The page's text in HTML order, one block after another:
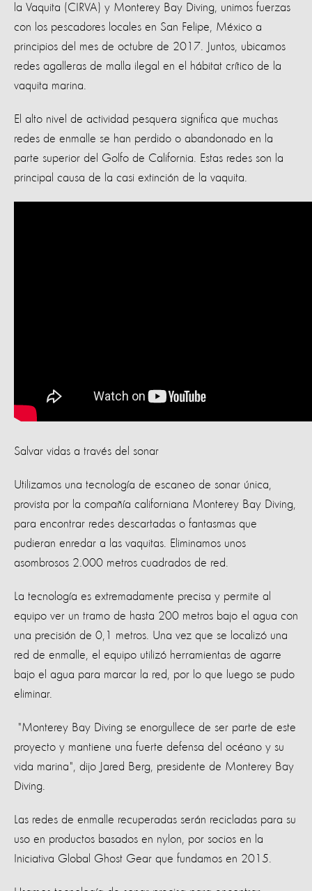
la Vaquita (CIRVA) y Monterey Bay Diving, unimos fuerzas
con los pescadores locales en San Felipe, México a
principios del mes de octubre de 2017. Juntos, ubicamos
redes agalleras de malla ilegal en el hábitat crítico de la
vaquita marina.
El alto nivel de actividad pesquera significa que muchas
redes de enmalle se han perdido o abandonado en la
parte superior del Golfo de California. Estas redes son la
principal causa de la casi extinción de la vaquita.
Salvar vidas a través del sonar
Utilizamos una tecnología de escaneo de sonar única,
provista por la compañía californiana Monterey Bay Diving,
para encontrar redes descartadas o fantasmas que
pudieran enredar a las vaquitas. Eliminamos unos
asombrosos 2.000 metros cuadrados de red.
La tecnología es extremadamente precisa y permite al
equipo ver un tramo de hasta 200 metros bajo el agua con
una precisión de 0,1 metros. Una vez que se localizó una
red de enmalle, el equipo utilizó herramientas de agarre
bajo el agua para marcar la red, por lo que luego se pudo
eliminar.
"Monterey Bay Diving se enorgullece de ser parte de este
proyecto y mantiene una fuerte defensa del océano y su
vida marina", dijo Jared Berg, presidente de Monterey Bay
Diving.
Las redes de enmalle recuperadas serán recicladas para su
uso en productos basados en nylon, por socios en la
Iniciativa Global Ghost Gear que fundamos en 2015.